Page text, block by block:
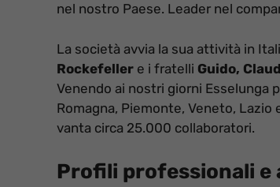
nel nostro Paese. Leader nel
La società avvia la sua attività in
Rockefeller e i fratelli Guido,
Venendo ai nostri giorni Esselunga
Romagna, Piemonte, Veneto,
vanta circa 25.000 collaboratori.
Profili professionali